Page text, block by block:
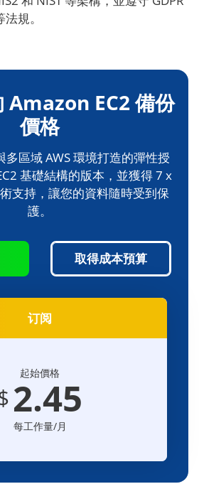
規。
Amazon EC2 備份
價格
區域 AWS 環境打造的彈性授
基礎結構的版本，並獲得 7 x
支持，讓您的資料隨時受到保
護。
取得成本預算
订阅
起始價格
2.45
每工作量/月